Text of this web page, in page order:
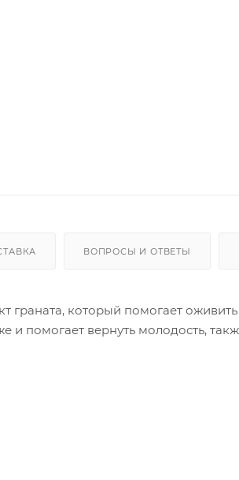
ВОПРОСЫ И ОТВЕТЫ
граната, который помогает
и помогает вернуть молодость,